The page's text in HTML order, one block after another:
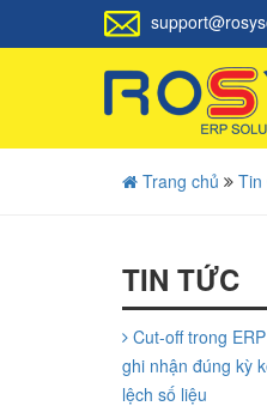
Trang chủ Tin
TIN TỨC
Cut-off trong
ghi nhận đúng kỳ
lệch số liệu